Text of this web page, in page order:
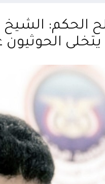
الحكم: الشيخ
الحوثيون